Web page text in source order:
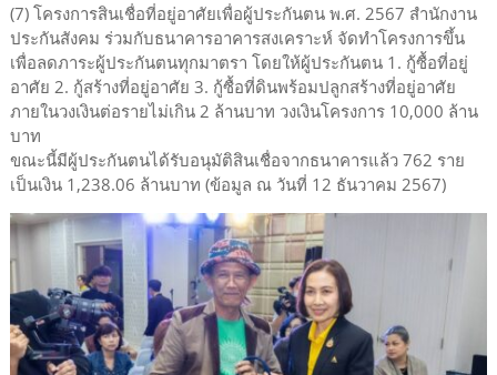
(7) โครงการสินเชื่อที่อยู่อาศัยเพื่อผู้ประกันตน พ.ศ. 2567 สำนักงาน
ประกันสังคม ร่วมกับธนาคารอาคารสงเคราะห์ จัดทำโครงการขึ้น
เพื่อลดภาระผู้ประกันตนทุกมาตรา โดยให้ผู้ประกันตน 1. กู้ซื้อที่อยู่
อาศัย 2. กู้สร้างที่อยู่อาศัย 3. กู้ซื้อที่ดินพร้อมปลูกสร้างที่อยู่อาศัย
ภายในวงเงินต่อรายไม่เกิน 2 ล้านบาท วงเงินโครงการ 10,000 ล้าน
บาท
ขณะนี้มีผู้ประกันตนได้รับอนุมัติสินเชื่อจากธนาคารแล้ว 762 ราย
เป็นเงิน 1,238.06 ล้านบาท (ข้อมูล ณ วันที่ 12 ธันวาคม 2567)